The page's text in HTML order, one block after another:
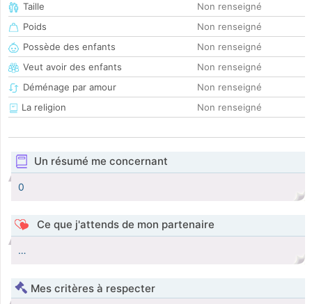
Taille
Non renseigné
Poids
Non renseigné
Possède des enfants
Non renseigné
Veut avoir des enfants
Non renseigné
Déménage par amour
Non renseigné
La religion
Non renseigné
Un résumé me concernant
0
Ce que j'attends de mon partenaire
…
Mes critères à respecter